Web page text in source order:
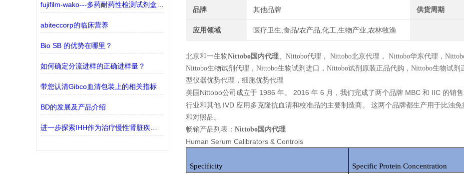
abiteccorp的临床营养
Bio SB 的优势在哪里？
如何确定分流进样的正确进样量？
带您认清Gibco血清包装上的相关指标
BD的发展及产品介绍
进一步探索IHH作为治疗慢性肾脏疾病(CKD)的潜在靶点
品牌 其他品牌 供货周期
应用领域 医疗卫生,食品/农产品,化工,生物产业,农林牧渔
北京和一生物Nittobo国内代理、 Nittobo代理， Nittobo北京代理， Nittobo华东代理，
Nittobo生物试剂代理， Nittobo生物试剂进口， Nittobo试剂原装正品代购， Nittobo生物试剂
型仪器优势代理，细胞优势代理
美国 Nittobo公司成立于 1986 年。 2016 年 6 月，我们完成了两个品牌 MBC 和 IIC 的销
行业和其他 IVD 应用多克隆抗血清和校准品的主要制造商。
这两个品牌都生产用于比浊
和对照品。
畅销产品列表： Nittobo国内代理
Human Serum Calibrators & Controls
Specificity Specific Protein Concentration